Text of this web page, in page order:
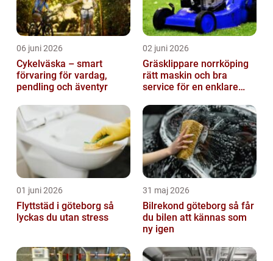
06 juni 2026
Cykelväska – smart
förvaring för vardag,
pendling och äventyr
02 juni 2026
Gräsklippare norrköping
rätt maskin och bra
service för en enklare
01 juni 2026
Flyttstäd i göteborg så
lyckas du utan stress
31 maj 2026
Bilrekond göteborg så får
du bilen att kännas som
ny igen